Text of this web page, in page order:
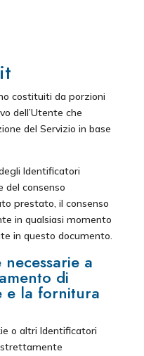
costituiti da porzioni
dell’Utente che
del Servizio in base
Identificatori
del consenso
prestato, il consenso
in qualsiasi momento
in questo documento.
a
di
e la fornitura
o altri Identificatori